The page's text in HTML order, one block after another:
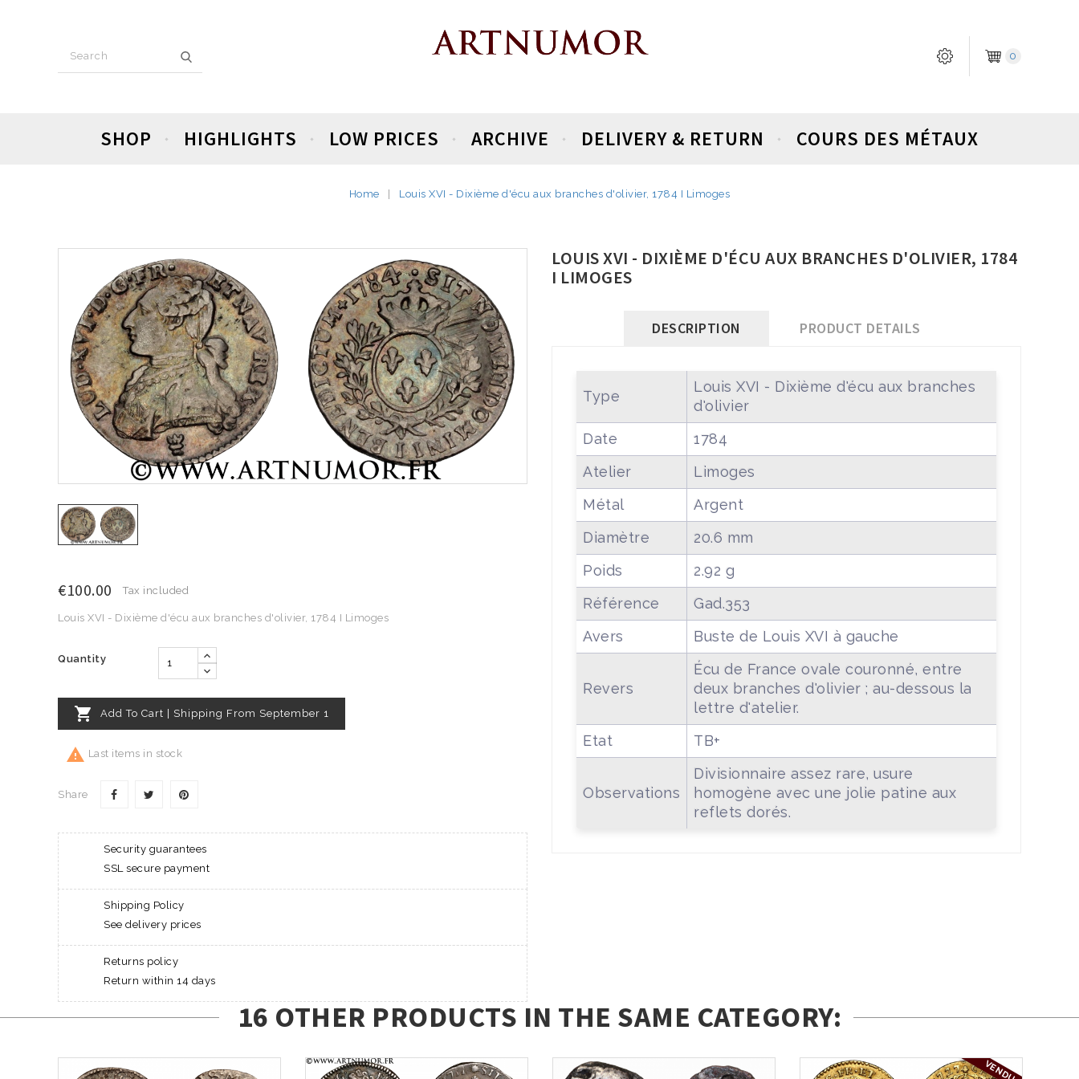
0
SHOP HIGHLIGHTS LOW PRICES ARCHIVE DELIVERY & RETURN COURS DES MÉTAUX
Home Louis XVI - Dixième d'écu aux branches d'olivier, 1784 I Limoges
€100.00 Tax included
Louis XVI - Dixième d'écu aux branches d'olivier, 1784 I Limoges
Quantity
 Add To Cart | Shipping From September 1
 Last items in stock
Share
Security guarantees
SSL secure payment
Shipping Policy
See delivery prices
Returns policy
Return within 14 days
LOUIS XVI - DIXIÈME D'ÉCU AUX BRANCHES D'OLIVIER, 1784
I LIMOGES
DESCRIPTION PRODUCT DETAILS
Type
Louis XVI - Dixième d'écu aux branches
d'olivier
Date
1784
Atelier
Limoges
Métal
Argent
Diamètre
20.6 mm
Poids
2.92 g
Référence
Gad.353
Avers
Buste de Louis XVI à gauche
Revers
Écu de France ovale couronné, entre
deux branches d'olivier ; au-dessous la
lettre d'atelier.
Etat
TB+
Observations
Divisionnaire assez rare, usure
homogène avec une jolie patine aux
reflets dorés.
16 OTHER PRODUCTS IN THE SAME CATEGORY:
VENDU